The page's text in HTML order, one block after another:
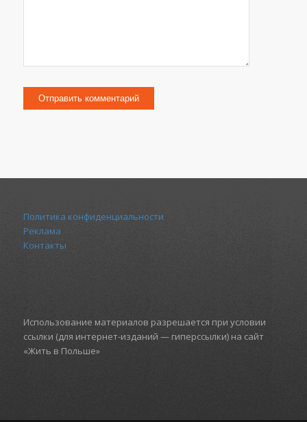
Политика конфиденциальности
Реклама
Контакты
Использование материалов разрешается при условии
ссылки (для интернет-изданий — гиперссылки) на сайт
«Жить в Польше»